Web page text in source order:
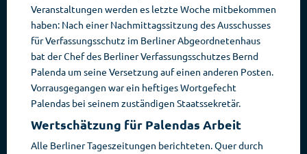
Veranstaltungen werden es letzte Woche mitbekommen
haben: Nach einer Nachmittagssitzung des Ausschusses
für Verfassungsschutz im Berliner Abgeordnetenhaus
bat der Chef des Berliner Verfassungsschutzes Bernd
Palenda um seine Versetzung auf einen anderen Posten.
Vorrausgegangen war ein heftiges Wortgefecht
Palendas bei seinem zuständigen Staatssekretär.
Wertschätzung für Palendas Arbeit
Alle Berliner Tageszeitungen berichteten. Quer durch